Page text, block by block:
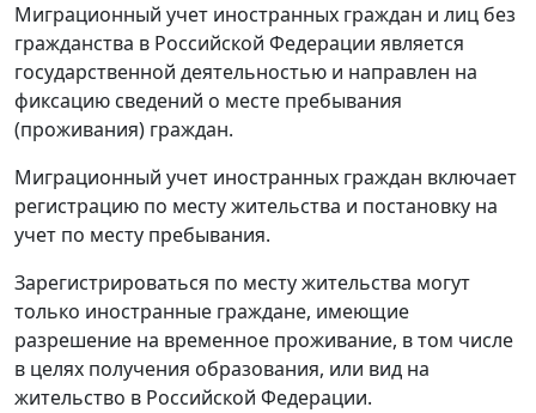
Миграционный учет иностранных граждан и лиц без
гражданства в Российской Федерации является
государственной деятельностью и направлен на
фиксацию сведений о месте пребывания
(проживания) граждан.
Миграционный учет иностранных граждан включает
регистрацию по месту жительства и постановку на
учет по месту пребывания.
Зарегистрироваться по месту жительства могут
только иностранные граждане, имеющие
разрешение на временное проживание, в том числе
в целях получения образования, или вид на
жительство в Российской Федерации.